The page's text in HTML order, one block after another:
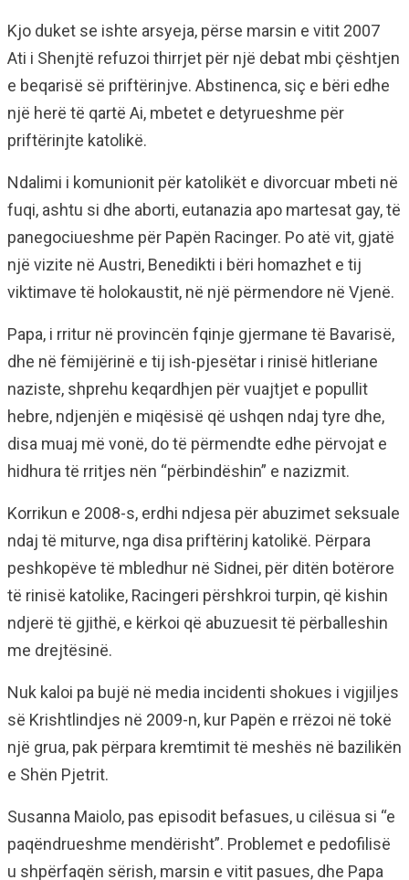
Kjo duket se ishte arsyeja, përse marsin e vitit 2007
Ati i Shenjtë refuzoi thirrjet për një debat mbi çështjen
e beqarisë së priftërinjve. Abstinenca, siç e bëri edhe
një herë të qartë Ai, mbetet e detyrueshme për
priftërinjte katolikë.
Ndalimi i komunionit për katolikët e divorcuar mbeti në
fuqi, ashtu si dhe aborti, eutanazia apo martesat gay, të
panegociueshme për Papën Racinger. Po atë vit, gjatë
një vizite në Austri, Benedikti i bëri homazhet e tij
viktimave të holokaustit, në një përmendore në Vjenë.
Papa, i rritur në provincën fqinje gjermane të Bavarisë,
dhe në fëmijërinë e tij ish-pjesëtar i rinisë hitleriane
naziste, shprehu keqardhjen për vuajtjet e popullit
hebre, ndjenjën e miqësisë që ushqen ndaj tyre dhe,
disa muaj më vonë, do të përmendte edhe përvojat e
hidhura të rritjes nën “përbindëshin” e nazizmit.
Korrikun e 2008-s, erdhi ndjesa për abuzimet seksuale
ndaj të miturve, nga disa priftërinj katolikë. Përpara
peshkopëve të mbledhur në Sidnei, për ditën botërore
të rinisë katolike, Racingeri përshkroi turpin, që kishin
ndjerë të gjithë, e kërkoi që abuzuesit të përballeshin
me drejtësinë.
Nuk kaloi pa bujë në media incidenti shokues i vigjiljes
së Krishtlindjes në 2009-n, kur Papën e rrëzoi në tokë
një grua, pak përpara kremtimit të meshës në bazilikën
e Shën Pjetrit.
Susanna Maiolo, pas episodit befasues, u cilësua si “e
paqëndrueshme mendërisht”. Problemet e pedofilisë
u shpërfaqën sërish, marsin e vitit pasues, dhe Papa